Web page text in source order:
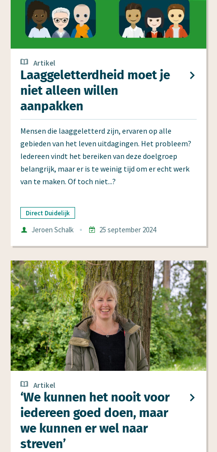
Laag­geletterd­heid moet je
niet alleen willen
aanpakken
Artikel
Mensen die laaggeletterd zijn, ervaren op alle
gebieden van het leven uitdagingen. Het probleem?
Iedereen vindt het bereiken van deze doelgroep
belangrijk, maar er is te weinig tijd om er echt werk
van te maken. Of toch niet...?
Direct Duidelijk
AuteurJeroen Schalk
25 september 2024
‘We kunnen het nooit voor
iedereen goed doen, maar
we kunnen er wel naar
streven’
Artikel